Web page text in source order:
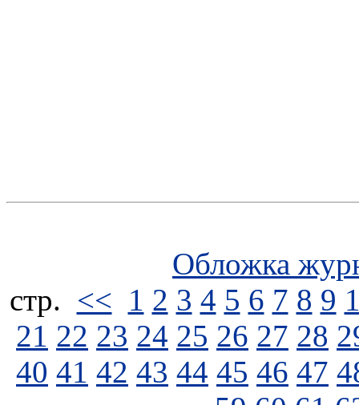
Обложка
стp. << 1 2 3 4 5 6 7 8 9
21 22 23 24 25 26 27 28
40 41 42 43 44 45 46 47